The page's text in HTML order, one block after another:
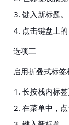
键入新标题。
点击键盘上的
选项三
启用折叠式标签
长按栈内标签
在菜单中，